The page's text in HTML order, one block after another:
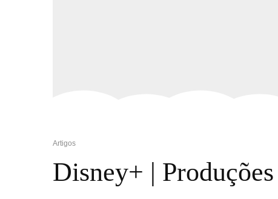
Artigos
Disney+ |